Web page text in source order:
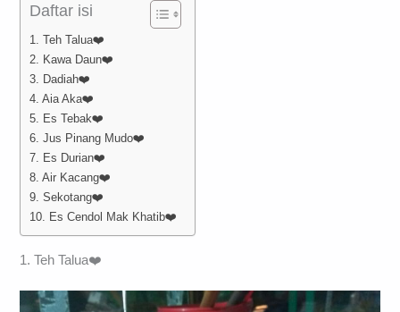
Daftar isi
1. Teh Talua❤️
2. Kawa Daun❤️
3. Dadiah❤️
4. Aia Aka❤️
5. Es Tebak❤️
6. Jus Pinang Mudo❤️
7. Es Durian❤️
8. Air Kacang❤️
9. Sekotang❤️
10. Es Cendol Mak Khatib❤️
1. Teh Talua❤️